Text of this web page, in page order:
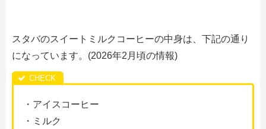
スタバのスイートミルクコーヒーの中身は、下記の通り
になっています。(2026年2月頃の情報)
・アイスコーヒー
・ミルク